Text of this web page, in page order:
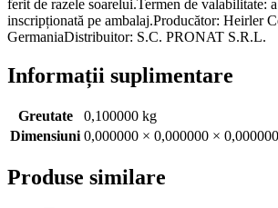
ferit de razele soarelui.Termen de valabilitate: a
inscripționată pe ambalaj.Producător: Heirler
GermaniaDistribuitor: S.C. PRONAT S.R.L.
Informații suplimentare
Greutate
0,100000 kg
Dimensiuni 0,000000 × 0,000000 ×
Produse similare